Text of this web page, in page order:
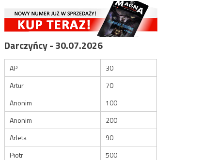
Darczyńcy - 30.07.2026
AP
30
Artur
70
Anonim
100
Anonim
200
Arleta
90
Piotr
500